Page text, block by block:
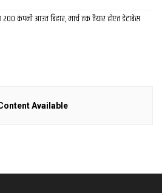
कंपनी आउत बिहार, मार्च तक तैयार होएत डेटाबेस
Available